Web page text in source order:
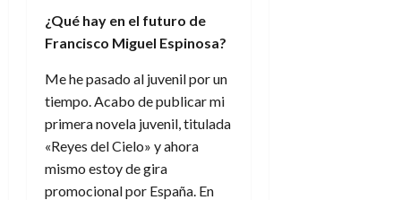
¿Qué hay en el futuro de
Francisco Miguel Espinosa?
Me he pasado al juvenil por un
tiempo. Acabo de publicar mi
primera novela juvenil, titulada
«Reyes del Cielo» y ahora
mismo estoy de gira
promocional por España. En